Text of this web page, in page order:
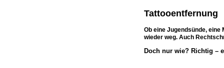
Tattooentfernung
Ob eine Jugendsünde,
wieder weg. Auch
Doch nur wie? Richtig –